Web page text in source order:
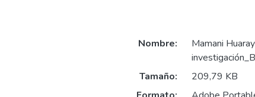
Nombre:
Mamani
Tamaño:
209,79 KB